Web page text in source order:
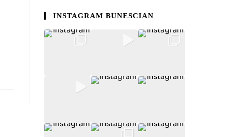
INSTAGRAM BUNESCIAN